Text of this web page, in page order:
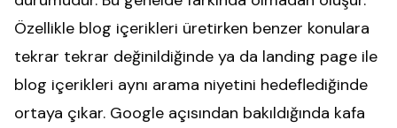
Özellikle blog içerikleri üretirken benzer konulara
tekrar tekrar değinildiğinde ya da landing page ile
blog içerikleri aynı arama niyetini hedeflediğinde
ortaya çıkar. Google açısından bakıldığında kafa